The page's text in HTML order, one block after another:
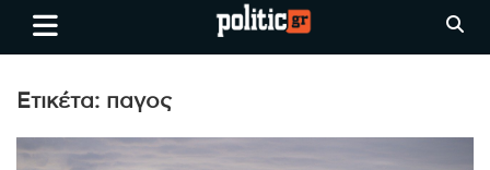
Skip
Ειδήσεις απο τη
Θεσσαλονίκη, την Ελλάδα και
όλο τον Κόσμο
politic.gr
Ετικέτα: παγος